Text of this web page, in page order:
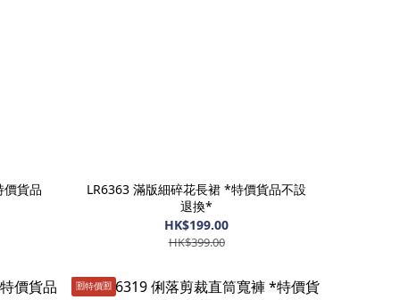
價貨品
LR6363 滿版細碎花長裙 *特價貨品不設
退換*
HK$199.00
HK$399.00
🈹️特價🈹️